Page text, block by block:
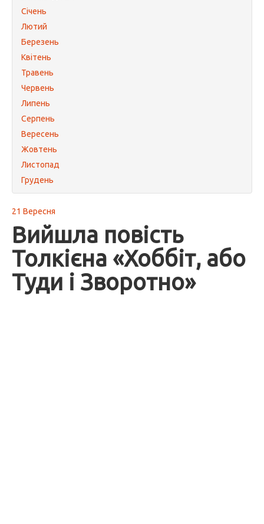
Січень
Лютий
Березень
Квітень
Травень
Червень
Липень
Серпень
Вересень
Жовтень
Листопад
Грудень
21 Вересня
Вийшла повість
Толкієна «Хоббіт, або
Туди і Зворотно»